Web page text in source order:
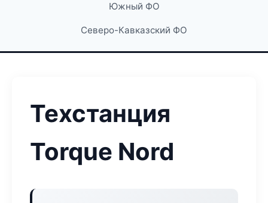
Южный ФО
Северо-Кавказский ФО
Техстанция
Torque Nord